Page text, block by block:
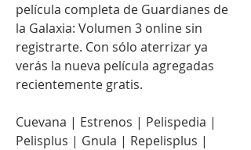
película completa de Guardianes de
la Galaxia: Volumen 3 online sin
registrarte. Con sólo aterrizar ya
verás la nueva película agregadas
recientemente gratis.
Cuevana | Estrenos | Pelispedia |
Pelisplus | Gnula | Repelisplus |